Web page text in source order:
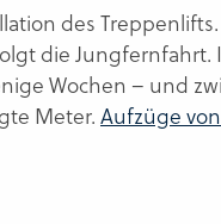
des
die Jungfernfahrt.
Wochen – und
Meter.Aufzüge